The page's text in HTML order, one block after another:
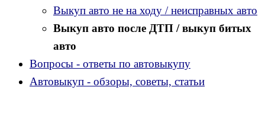
Выкуп авто не на ходу / неисправных авто
Выкуп авто после ДТП / выкуп битых
авто
Вопросы - ответы по автовыкупу
Автовыкуп - обзоры, советы, статьи